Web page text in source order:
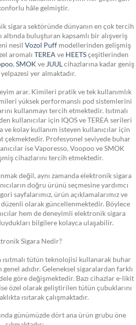
hâle gelmiştir.
sigara sektöründe dünyanın en çok tercih
altında buluşturan kapsamlı bir alışveriş
nesil Vozol Puff modellerinden gelişmiş
aromalı TEREA ve HEETSçeşitlerinden
SMOK ve JUUL cihazlarına kadar geniş
yer almaktadır.
arar. Kimileri pratik ve tek kullanımlık
yüksek performanslı pod sistemlerini
kullanmayı tercih etmektedir. Isıtmalı
kullanıcılar için IQOS ve TEREA serileri
ve kolay kullanım isteyen kullanıcılar için
çekmektedir. Profesyonel seviyede buhar
ise Vaporesso, Voopoo ve SMOK
cihazlarını tercih etmektedir.
değil, aynı zamanda elektronik sigara
doğru ürünü seçmesine yardımcı
sayfalarımız, ürün açıklamalarımız ve
olarak güncellenmektedir. Böylece
hem de deneyimli elektronik sigara
bilgilere kolayca ulaşabilir.
Sigara Nedir?
tütün teknolojisi kullanarak buhar
adıdır. Geleneksel sigaralardan farklı
göre değişmektedir. Bazı cihazlar e-likit
özel olarak geliştirilen tütün çubuklarını
ısıtarak çalışmaktadır.
günümüzde dört ana ürün grubu öne